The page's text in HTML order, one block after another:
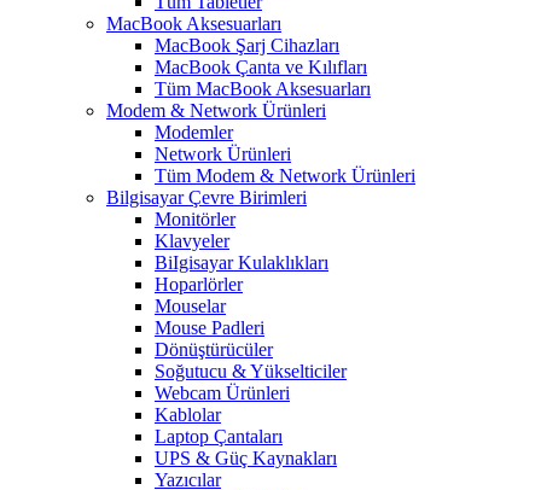
MacBook Aksesuarları
MacBook Şarj Cihazları
MacBook Çanta ve Kılıfları
Tüm MacBook Aksesuarları
Modem & Network Ürünleri
Modemler
Network Ürünleri
Tüm Modem & Network Ürünleri
Bilgisayar Çevre Birimleri
Monitörler
Klavyeler
BiIgisayar Kulaklıkları
Hoparlörler
Mouselar
Mouse Padleri
Dönüştürücüler
Soğutucu & Yükselticiler
Webcam Ürünleri
Kablolar
Laptop Çantaları
UPS & Güç Kaynakları
Yazıcılar